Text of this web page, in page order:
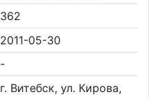
362
2011-05-30
-
г. Витебск, ул. Кирова,